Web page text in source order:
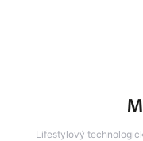
Lifestylový